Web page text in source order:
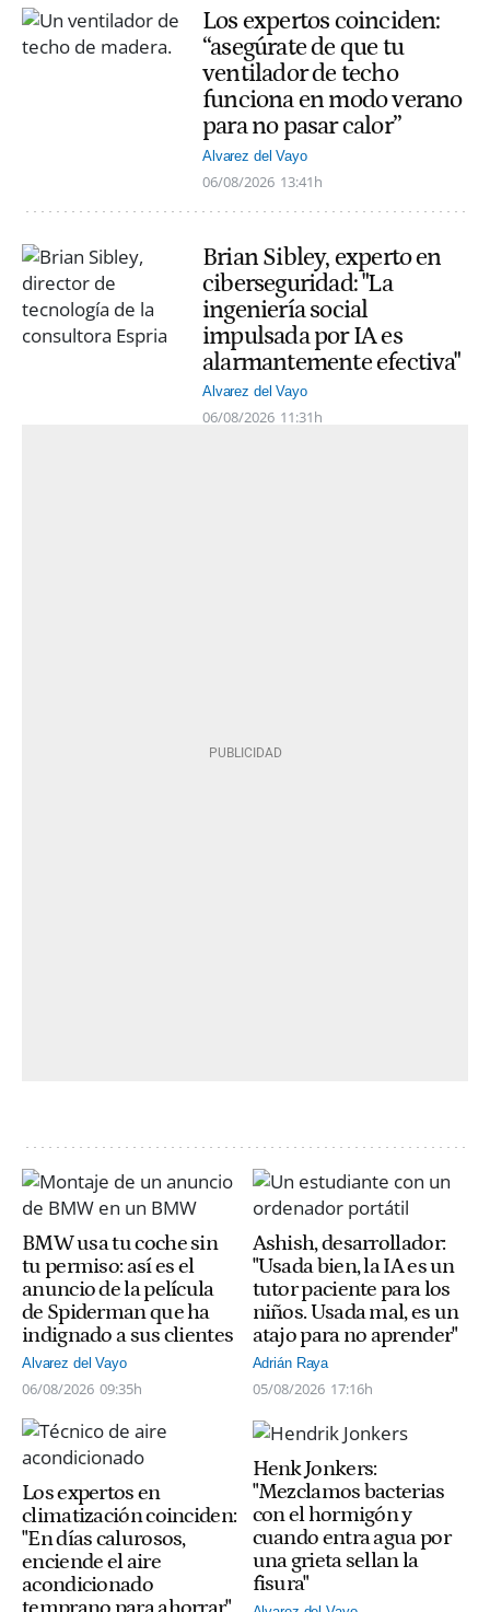
Los expertos coinciden:
“asegúrate de que tu
ventilador de techo
funciona en modo verano
para no pasar calor”
Alvarez del Vayo
06/08/2026 13:41h
Brian Sibley, experto en
ciberseguridad: "La
ingeniería social
impulsada por IA es
alarmantemente efectiva"
Alvarez del Vayo
06/08/2026 11:31h
BMW usa tu coche sin
tu permiso: así es el
anuncio de la película
de Spiderman que ha
indignado a sus clientes
Alvarez del Vayo
06/08/2026 09:35h
Ashish, desarrollador:
"Usada bien, la IA es un
tutor paciente para los
niños. Usada mal, es un
atajo para no aprender"
Adrián Raya
05/08/2026 17:16h
Los expertos en
climatización coinciden:
"En días calurosos,
enciende el aire
acondicionado
Henk Jonkers:
"Mezclamos bacterias
con el hormigón y
cuando entra agua por
una grieta sellan la
fisura"